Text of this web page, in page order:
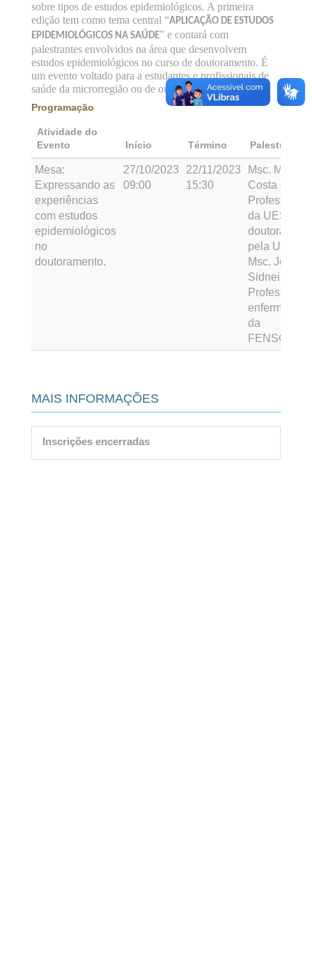
sobre tipos de estudos epidemiológicos. A primeira
edição tem como tema central “APLICAÇÃO DE ESTUDOS
EPIDEMIOLÓGICOS NA SAÚDE” e contará com
palestrantes envolvidos na área que desenvolvem
estudos epidemiológicos no curso de doutoramento. É
um evento voltado para a estudantes e profissionais de
saúde da microrregião ou de outras universidades.
Programação
Atividade do
Evento
Início Término Palestrante
Mesa:
Expressando as
experiências
com estudos
epidemiológicos
no
doutoramento.
27/10/2023
09:00
22/11/2023
15:30
Msc.
Costa –
Professora
da UESB e
doutoranda
pela UEFS.
Msc. Jones
Sidnei -
Professor de
enfermagem
da
FENSG/
MAIS INFORMAÇÕES
Inscrições encerradas